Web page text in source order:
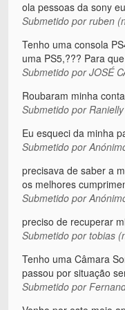
ola pessoas da sony
Submetido porruben
Tenho uma consola
uma PS5,??? Para
Submetido porJOSÉ
Roubaram minha
Submetido por
Eu esqueci da minha
Submetido por
precisava de saber a
os melhores
Submetido por
preciso de recuperar
Submetido portobias
Tenho uma Câmara
passou por situação
Submetido por